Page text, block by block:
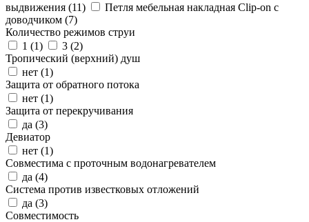
выдвижения (11)
Петля мебельная накладная Clip-on с
доводчиком (7)
Количество режимов струи
1 (1) 3 (2)
Тропический (верхний) душ
нет (1)
Защита от обратного потока
нет (1)
Защита от перекручивания
да (3)
Девиатор
нет (1)
Совместима с проточным водонагревателем
да (4)
Система против известковых отложений
да (3)
Совместимость